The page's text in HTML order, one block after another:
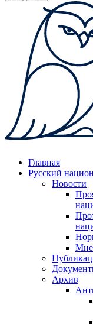
Главная
Русский
Новости
Архив